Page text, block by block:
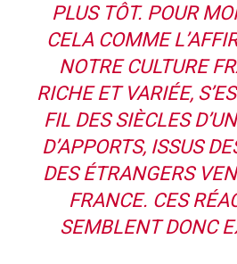
PLUS TÔT. POUR
CELA COMME
NOTRE CULTURE
RICHE ET VARIÉE,
FIL DES SIÈCLES
D’APPORTS, ISSUS
DES ÉTRANGERS
FRANCE. CES
SEMBLENT DONC